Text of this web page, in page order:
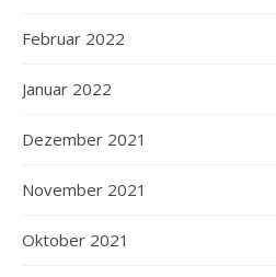
Februar 2022
Januar 2022
Dezember 2021
November 2021
Oktober 2021